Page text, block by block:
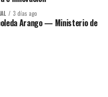
3 días ago
Arango — Ministerio de